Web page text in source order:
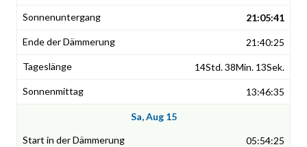
21:05:41
21:40:25
14Std. 38Min. 13Sek.
13:46:35
Sa, Aug 15
05:54:25